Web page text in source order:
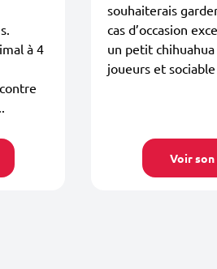
à 4
souhaiterais
cas d’occasion
un petit
joueurs et sociable .
Voir